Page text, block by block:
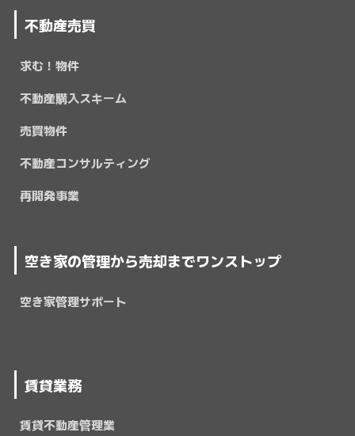
不動産売買
求む！物件
不動産購入スキーム
売買物件
不動産コンサルティング
再開発事業
空き家の管理から売却までワンストップ
空き家管理サポート
賃貸業務
賃貸不動産管理業